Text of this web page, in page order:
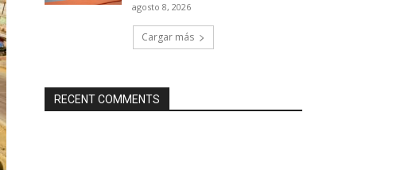
agosto 8, 2026
Cargar más
RECENT COMMENTS